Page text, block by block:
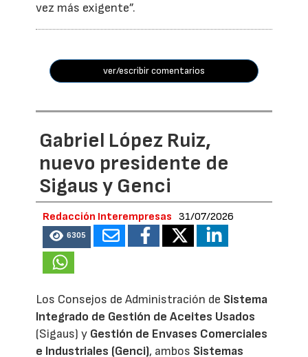
vez más exigente”.
ver/escribir comentarios
Gabriel López Ruiz,
nuevo presidente de
Sigaus y Genci
Redacción Interempresas 31/07/2026
6305
Los Consejos de Administración de Sistema
Integrado de Gestión de Aceites Usados
(Sigaus) y Gestión de Envases Comerciales
e Industriales (Genci), ambos Sistemas